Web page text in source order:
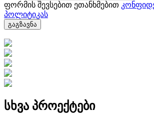
ფორმის შევსებით ეთანხმებით
პოლიტიკას
გაგზავნა
სხვა პროექტები